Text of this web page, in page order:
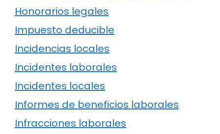
Honorarios legales
Impuesto deducible
Incidencias locales
Incidentes laborales
Incidentes locales
Informes de beneficios laborales
Infracciones laborales